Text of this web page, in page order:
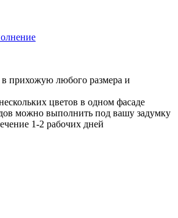
прихожую любого размера и
цветов в одном фасаде
можно выполнить под вашу задумку
1-2 рабочих дней